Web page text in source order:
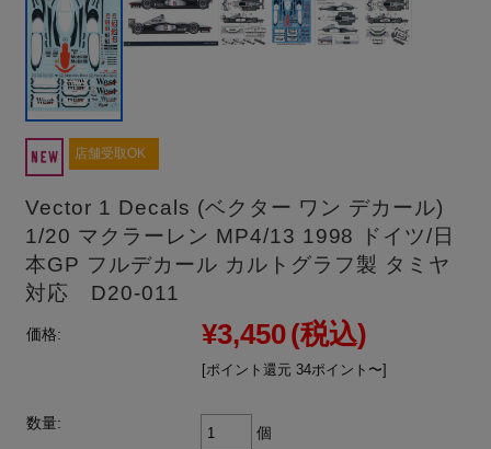
店舗受取OK
Vector 1 Decals (ベクター ワン デカール)
1/20 マクラーレン MP4/13 1998 ドイツ/日
本GP フルデカール カルトグラフ製 タミヤ
対応 D20-011
価格: ¥3,450(税込)
[ポイント還元 34ポイント〜]
数量:
個